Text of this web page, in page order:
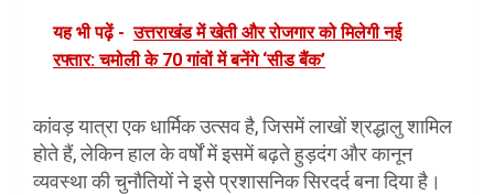
यह भी पढ़ें - उत्तराखंड में खेती और रोजगार को मिलेगी नई
रफ्तार: चमोली के 70 गांवों में बनेंगे ‘सीड बैंक’
कांवड़ यात्रा एक धार्मिक उत्सव है, जिसमें लाखों श्रद्धालु शामिल
होते हैं, लेकिन हाल के वर्षों में इसमें बढ़ते हुड़दंग और कानून
व्यवस्था की चुनौतियों ने इसे प्रशासनिक सिरदर्द बना दिया है।